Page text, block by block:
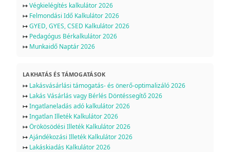
↦Végkielégítés kalkulátor 2026
↦ Felmondási Idő Kalkulátor 2026
↦GYED, GYES, CSED Kalkulátor 2026
↦ Pedagógus Bérkalkulátor 2026
↦ Munkaidő Naptár 2026
LAKHATÁS ÉS TÁMOGATÁSOK
↦ Lakásvásárlási támogatás- és önerő-optimalizáló 2026
↦ Lakás Vásárlás vagy Bérlés Döntéssegítő 2026
↦Ingatlaneladás adó kalkulátor 2026
↦Ingatlan Illeték Kalkulátor 2026
↦Örökösödési Illeték Kalkulátor 2026
↦Ajándékozási Illeték Kalkulátor 2026
↦ Lakáskiadás Kalkulátor 2026